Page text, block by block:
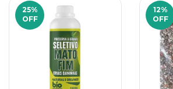
25%
OFF
12%
OFF